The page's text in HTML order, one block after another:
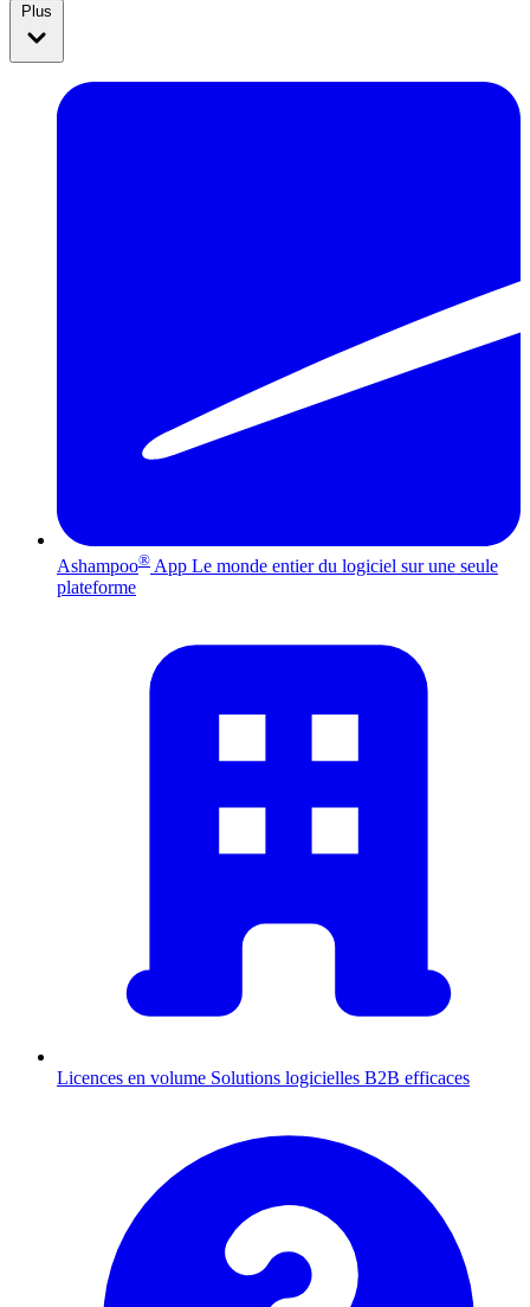
Plus
Ashampoo® App Le monde entier du logiciel sur une seule
plateforme
Licences en volume Solutions logicielles B2B efficaces